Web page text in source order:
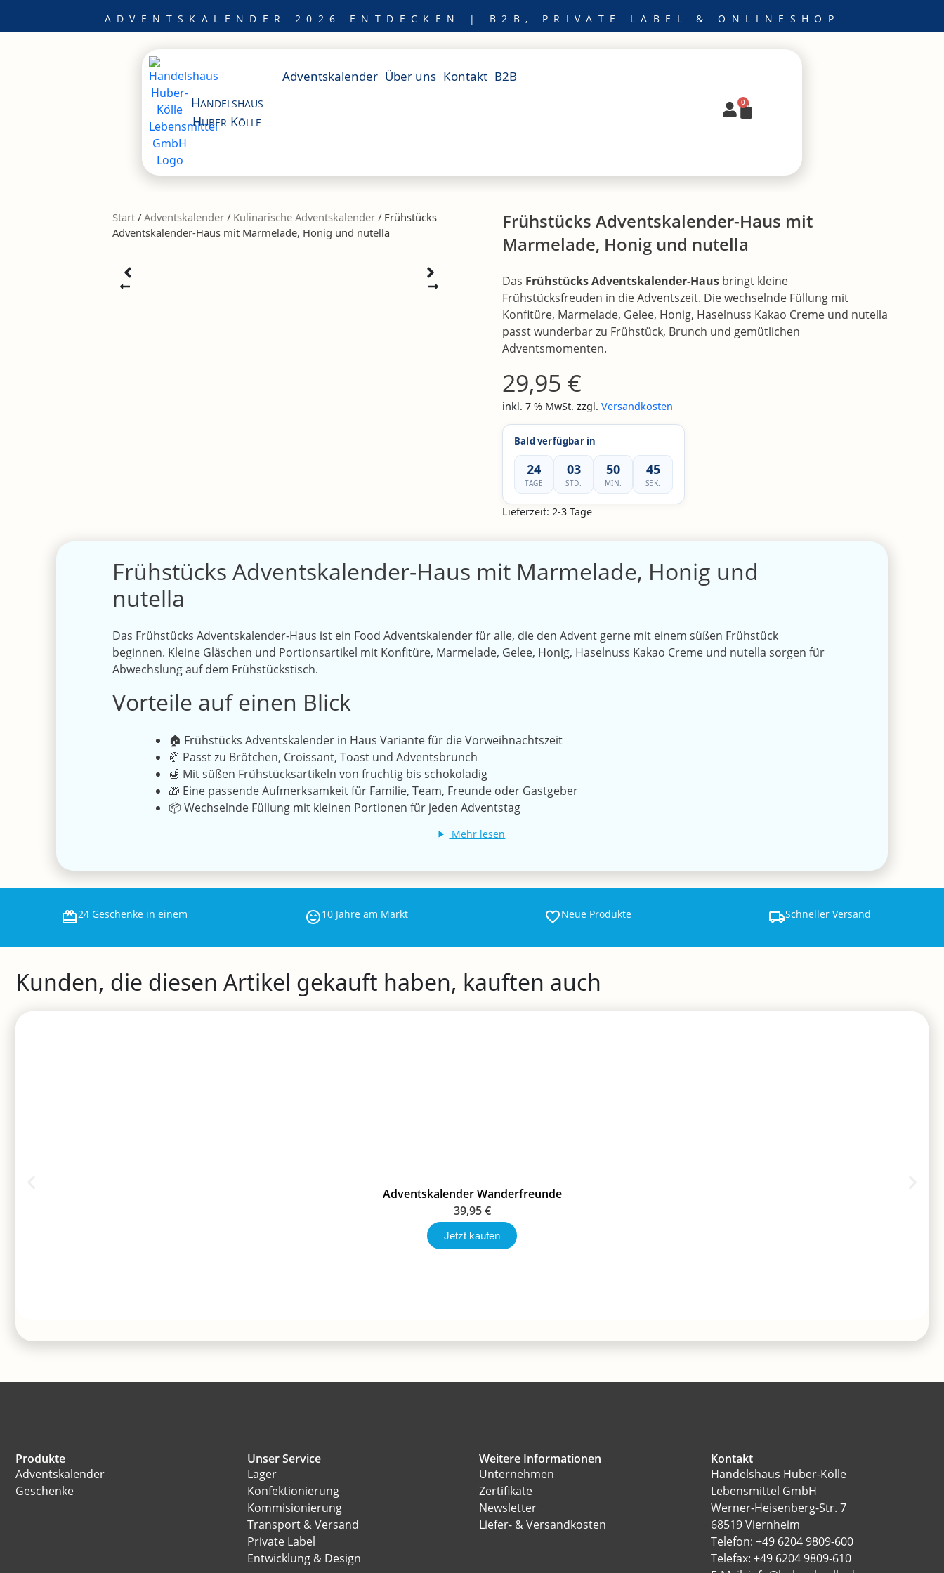
ADVENTSKALENDER 2026 ENTDECKEN | B2B, PRIVATE LABEL & ONLINESHOP
HANDELSHAUS
HUBER-KÖLLE
Adventskalender Über uns Kontakt B2B
0
Warenkorb
Start /Adventskalender / Kulinarische Advents­kalender / Frühstücks
Adventskalender-Haus mit Marmelade, Honig und nutella
Frühstücks Adventskalender-Haus mit
Marmelade, Honig und nutella
Das Frühstücks Adventskalender-Hausbringt kleine
Frühstücksfreuden in die Adventszeit. Die wechselnde Füllung mit
Konfitüre, Marmelade, Gelee, Honig, Haselnuss Kakao Creme und nutella
passt wunderbar zu Frühstück, Brunch und gemütlichen
Adventsmomenten.
29,95 €
inkl. 7 % MwSt. zzgl. Versandkosten
Bald verfügbar in
24
TAGE
03
STD.
50
MIN.
45
SEK.
Lieferzeit: 2-3 Tage
Frühstücks Adventskalender-Haus mit Marmelade, Honig und
nutella
Das Frühstücks Adventskalender-Haus ist ein Food Adventskalender für alle, die den Advent gerne mit einem süßen Frühstück
beginnen. Kleine Gläschen und Portionsartikel mit Konfitüre, Marmelade, Gelee, Honig, Haselnuss Kakao Creme und nutella sorgen für
Abwechslung auf dem Frühstückstisch.
Vorteile auf einen Blick
🏠 Frühstücks Adventskalender in Haus Variante für die Vorweihnachtszeit
🥐 Passt zu Brötchen, Croissant, Toast und Adventsbrunch
🍯 Mit süßen Frühstücksartikeln von fruchtig bis schokoladig
🎁 Eine passende Aufmerksamkeit für Familie, Team, Freunde oder Gastgeber
📦 Wechselnde Füllung mit kleinen Portionen für jeden Adventstag
Mehr lesen
24 Geschenke in einem 10 Jahre am Markt Neue Produkte Schneller Versand
Kunden, die diesen Artikel gekauft haben, kauften auch
Adventskalender Wanderfreunde
39,95€
Jetzt kaufen
Produkte
Adventskalender
Geschenke
Unser Service
Lager
Konfektionierung
Kommisionierung
Transport & Versand
Private Label
Entwicklung & Design
Weitere Informationen
Unternehmen
Zertifikate
Newsletter
Liefer- & Versandkosten
Kontakt
Handelshaus Huber-Kölle
Lebensmittel GmbH
Werner-Heisenberg-Str. 7
68519 Viernheim
Telefon: +49 6204 9809-600
Telefax: +49 6204 9809-610